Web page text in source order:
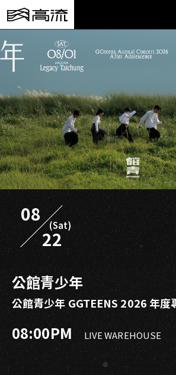
08
22
(Sat)
公館青少年
公館青少年 GGTEENS 2026 年度
後】
08:00PM LIVE WAREHOUSE